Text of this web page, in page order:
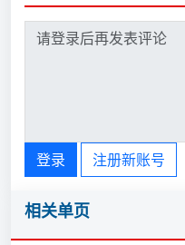
登录 注册新账号
相关单页